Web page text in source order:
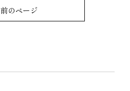
前のページ